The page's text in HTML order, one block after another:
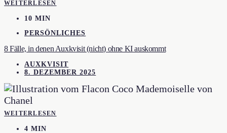
WEITERLESEN
10 MIN
PERSÖNLICHES
8 Fälle, in denen Auxkvisit (nicht) ohne KI auskommt
AUXKVISIT
8. DEZEMBER 2025
WEITERLESEN
4 MIN